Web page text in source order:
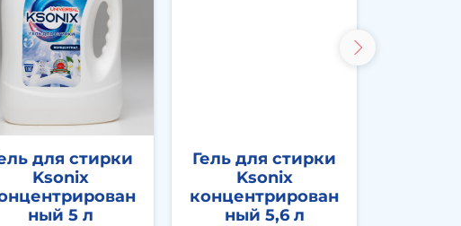
для стирки
Ksonix
ный 5 л
Гель для стирки
Ksonix
концентрирован
ный 5,6 л